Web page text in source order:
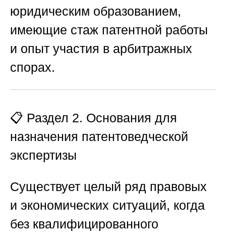
юридическим образованием,
имеющие стаж патентной работы
и опыт участия в арбитражных
спорах.
📋 Раздел 2. Основания для
назначения патентоведческой
экспертизы
Существует целый ряд правовых
и экономических ситуаций, когда
без квалифицированного